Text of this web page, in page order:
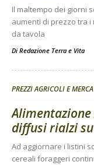
Il maltempo dei giorni
aumenti di prezzo tra
da tavola
Di Redazione Terra e Vita
PREZZI AGRICOLI E
diffusi rialzi
Ad aggiornare i listini
cereali foraggeri